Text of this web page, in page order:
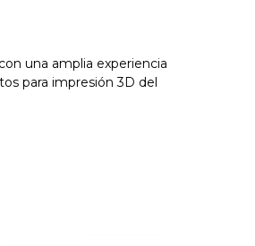
una amplia experiencia
para impresión 3D del